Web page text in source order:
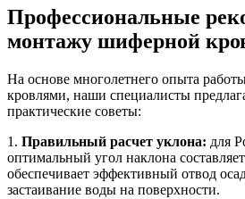
Профессиональные
монтажу шиферной
На основе многолетнего опыта
кровлями, наши специалисты
практические советы:
1. Правильный расчет уклона: для
оптимальный угол наклона
обеспечивает эффективный отвод
застаивание воды на поверхности.